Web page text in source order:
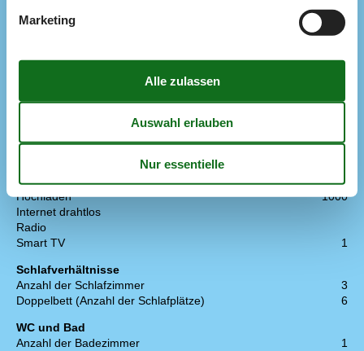
Kühlschrank
1
Mikrowelle
1
> 3 dänische Sender
Chromecast
1
Herunterladen
1000
Hochladen
1000
Internet drahtlos
Radio
Smart TV
1
Schlafverhältnisse
Anzahl der Schlafzimmer
3
Doppelbett (Anzahl der Schlafplätze)
6
WC und Bad
Anzahl der Badezimmer
1
Marketing